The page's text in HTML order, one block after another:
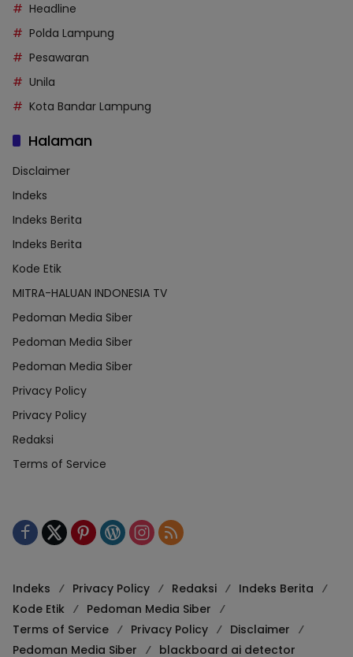
Headline
Polda Lampung
Pesawaran
Unila
Kota Bandar Lampung
Halaman
Disclaimer
Indeks
Indeks Berita
Indeks Berita
Kode Etik
MITRA-HALUAN INDONESIA TV
Pedoman Media Siber
Pedoman Media Siber
Pedoman Media Siber
Privacy Policy
Privacy Policy
Redaksi
Terms of Service
Indeks Privacy Policy Redaksi
Indeks Berita
Kode Etik
Pedoman Media Siber
Terms of Service
Privacy Policy
Disclaimer
Pedoman Media Siber
blackboard ai detector